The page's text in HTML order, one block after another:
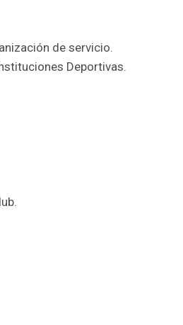
de servicio.
Deportivas.